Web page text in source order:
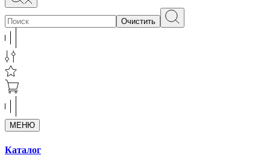
Очистить
МЕНЮ
Каталог